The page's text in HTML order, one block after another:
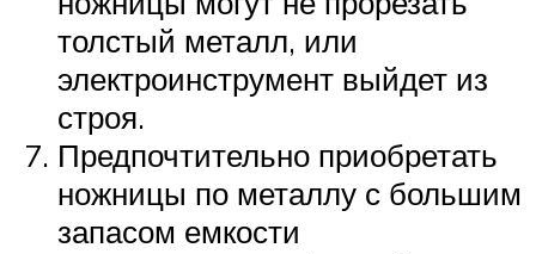
толстый металл, или
электроинструмент выйдет из
строя.
Предпочтительно приобретать
ножницы по металлу с большим
запасом емкости